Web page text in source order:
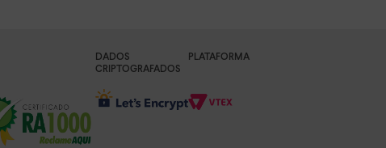
DADOS
CRIPTOGRAFADOS
PLATAFORMA